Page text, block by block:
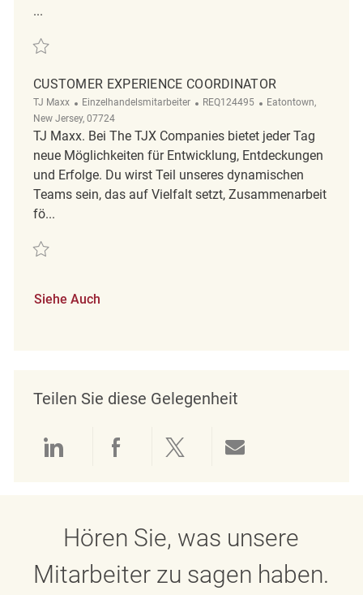
...
Retten Part Time Customer Experience Coordinator REQ142759
CUSTOMER EXPERIENCE COORDINATOR
TJ Maxx Kategorie
Einzelhandelsmitarbeiter ReqId
REQ124495 Ort
Eatontown,
New Jersey, 07724
TJ Maxx. Bei The TJX Companies bietet jeder Tag
neue Möglichkeiten für Entwicklung, Entdeckungen
und Erfolge. Du wirst Teil unseres dynamischen
Teams sein, das auf Vielfalt setzt, Zusammenarbeit
fö...
Retten Customer Experience Coordinator REQ124495
Siehe Auch
Teilen Sie diese Gelegenheit
Über LinkedIn teilen
Über Facebook teilen
Über Twitter teilen
Hören Sie, was unsere
Mitarbeiter zu sagen haben.